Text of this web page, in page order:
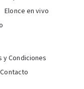
Elonce en vivo
y Condiciones
Contacto